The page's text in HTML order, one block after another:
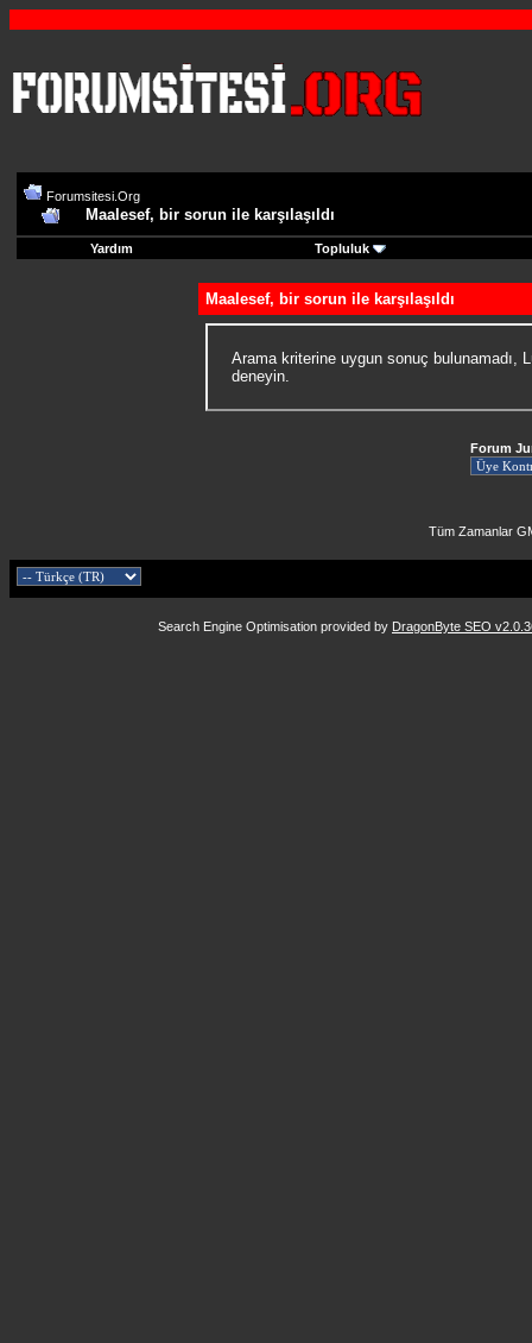
Forumsitesi.Org
Maalesef, bir sorun ile karşılaşıldı
Yardım Topluluk
Maalesef, bir sorun ile karşılaşıldı
Arama kriterine uygun sonuç bulunamadı,
deneyin.
Forum
Tüm Zamanlar
Search Engine Optimisation provided by DragonByte SEO